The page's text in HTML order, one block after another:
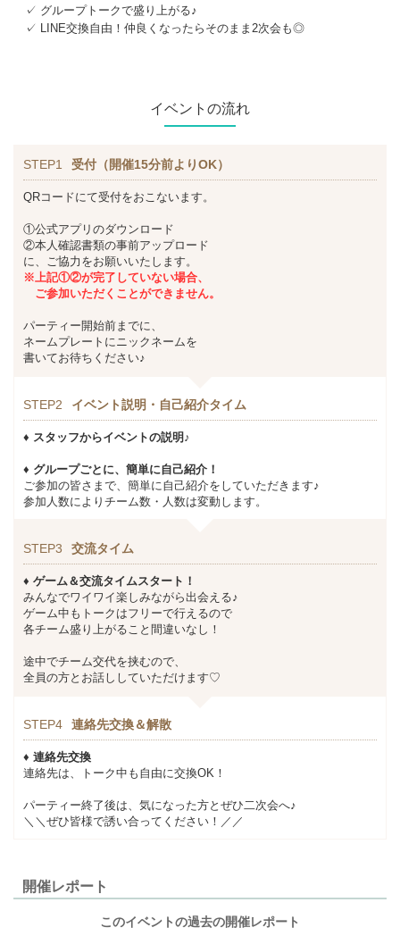
✓ グループトークで盛り上がる♪
✓ LINE交換自由！仲良くなったらそのまま2次会も◎
イベントの流れ
STEP1 受付（開催15分前よりOK）
QRコードにて受付をおこないます。
①公式アプリのダウンロード
②本人確認書類の事前アップロード
に、ご協力をお願いいたします。
※上記①②が完了していない場合、
ご参加いただくことができません。
パーティー開始前までに、
ネームプレートにニックネームを
書いてお待ちください♪
STEP2 イベント説明・自己紹介タイム
♦ スタッフからイベントの説明♪
♦ グループごとに、簡単に自己紹介！
ご参加の皆さまで、簡単に自己紹介をしていただきます♪
参加人数によりチーム数・人数は変動します。
STEP3 交流タイム
♦ ゲーム＆交流タイムスタート！
みんなでワイワイ楽しみながら出会える♪
ゲーム中もトークはフリーで行えるので
各チーム盛り上がること間違いなし！
途中でチーム交代を挟むので、
全員の方とお話ししていただけます♡
STEP4 連絡先交換＆解散
♦ 連絡先交換
連絡先は、トーク中も自由に交換OK！
パーティー終了後は、気になった方とぜひ二次会へ♪
＼＼ぜひ皆様で誘い合ってください！／／
開催レポート
このイベントの過去の開催レポート